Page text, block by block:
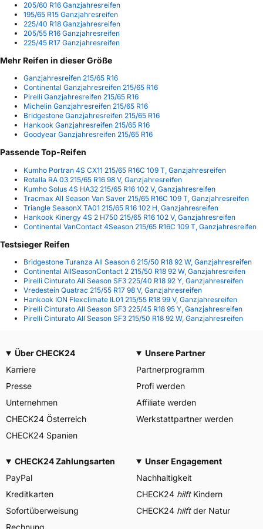
205/60 R16 Ganzjahresreifen
195/65 R15 Ganzjahresreifen
225/40 R18 Ganzjahresreifen
205/55 R16 Ganzjahresreifen
225/45 R17 Ganzjahresreifen
Mehr Reifen in dieser Größe
Ganzjahresreifen 215/65 R16
Continental Ganzjahresreifen 215/65 R16
Pirelli Ganzjahresreifen 215/65 R16
Michelin Ganzjahresreifen 215/65 R16
Bridgestone Ganzjahresreifen 215/65 R16
Hankook Ganzjahresreifen 215/65 R16
Goodyear Ganzjahresreifen 215/65 R16
Passende Top-Reifen
Kumho Portran 4S CX11 215/65 R16C 109 T, Ganzjahresreifen
Rotalla RA 03 215/65 R16 98 V, Ganzjahresreifen
Kumho Solus 4S HA32 215/65 R16 102 V, Ganzjahresreifen
Tracmax All Season Van Saver 215/65 R16C 109 T, Ganzjahresreifen
Triangle SeasonX TA01 215/65 R16 102 H, Ganzjahresreifen
Hankook Kinergy 4S 2 H750 215/65 R16 102 V, Ganzjahresreifen
Continental VanContact 4Season 215/65 R16C 109 T, Ganzjahresreifen
Testsieger Reifen
Bridgestone Turanza All Season 6 215/50 R18 92 W, Ganzjahresreifen
Continental AllSeasonContact 2 215/50 R18 92 W, Ganzjahresreifen
Pirelli Cinturato All Season SF3 225/40 R18 92 Y, Ganzjahresreifen
Vredestein Quatrac 215/55 R17 98 V, Ganzjahresreifen
Hankook ION Flexclimate IL01 215/55 R18 99 V, Ganzjahresreifen
Pirelli Cinturato All Season SF3 225/45 R18 95 Y, Ganzjahresreifen
Pirelli Cinturato All Season SF3 215/50 R18 92 W, Ganzjahresreifen
Über CHECK24
Karriere
Presse
Unternehmen
CHECK24 Österreich
CHECK24 Spanien
Unsere Partner
Partnerprogramm
Profi werden
Affiliate werden
Werkstattpartner werden
CHECK24 Zahlungsarten
PayPal
Kreditkarten
Sofortüberweisung
Rechnung
Unser Engagement
Nachhaltigkeit
CHECK24 hilftKindern
CHECK24 hilftder Natur